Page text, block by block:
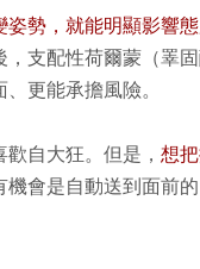
姿勢，就能明顯影響
支配性荷爾蒙（睪
更能承擔風險。
自大狂。但是， 想
會是自動送到面前